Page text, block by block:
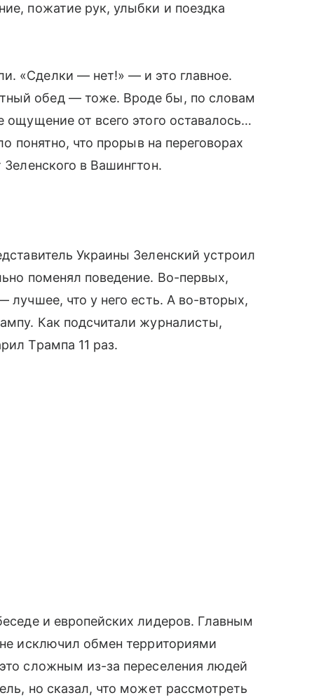
пожатие рук, улыбки и поездка
«Сделки — нет!» — и это главное.
обед — тоже. Вроде бы, по словам
от всего этого оставалось…
понятно, что прорыв на переговорах
в Вашингтон.
Украины Зеленский устроил
поменял поведение. Во-первых,
лучшее, что у него есть. А во-вторых,
Как подсчитали журналисты,
Трампа 11 раз.
и европейских лидеров. Главным
исключил обмен территориями
сложным из-за переселения людей
но сказал, что может рассмотреть